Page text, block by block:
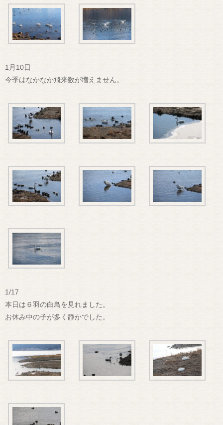
1月10日
今季はなかなか飛来数が増えません。
1/17
本日は６羽の白鳥を見れました。
お休み中の子が多く静かでした。